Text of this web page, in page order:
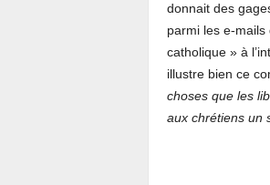
donnait des
parmi les e-
catholique » à
illustre bien ce
choses que les
aux chrétiens un